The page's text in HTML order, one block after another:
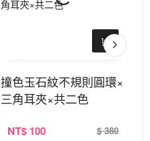
撞色玉石紋不規則圓環×
三角耳夾×共二色
NT$ 100 $ 380